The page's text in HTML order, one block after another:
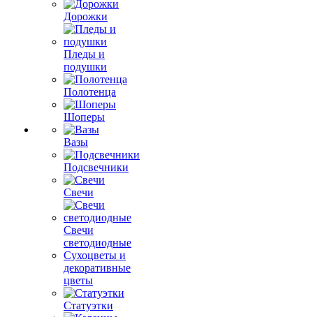
Дорожки
Пледы и
подушки
Полотенца
Шоперы
Вазы
Подсвечники
Свечи
Свечи
светодиодные
Сухоцветы и
декоративные
цветы
Статуэтки